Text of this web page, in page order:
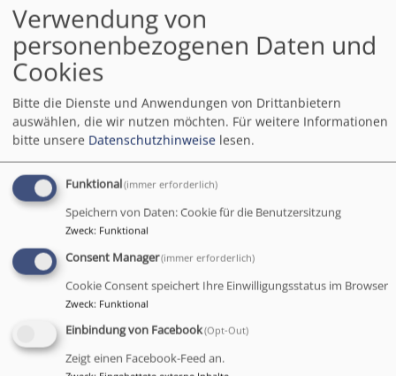
Oliver Skerlec möchte ich Sie ermutigen sich an uns zu
wenden, wenn Sie in irgendeiner FormHilfe oder
Unterstützung
benötigen. Wir wollen Ihnen nach
Kräften mit Rat und Tat zur Seite stehen. Wo wir nicht
selbst helfen können, werden wir versuchen Hilfe zu
vermitteln.
Seit über 20 Jahren gibt es in St. Johannes das Angebot
„Gemeinsam unterwegs ab 60“. In diesen schwierigen
Zeiten der Corona-Krise, in der auch bis auf Weiteres
alle Gottesdienste und Veranstaltungen ausfallen
müssen, möchten wir in besonderer Weise
„Gemeinsam-Füreinander“ da sein.
"Denn Gott hat uns nicht gegeben den Geist der
Furcht, sondern der Kraft und der Liebe und der
Besonnenheit."
Verwendung von
personenbezogenen Daten und
Cookies
Bitte die Dienste und Anwendungen von Drittanbietern
auswählen, die wir nutzen möchten. Für weitere Informationen
bitte unsere Datenschutzhinweise lesen.
Funktional(immer erforderlich)
Speichern von Daten: Cookie für die Benutzersitzung
Zweck: Funktional
Consent Manager(immer erforderlich)
Cookie Consent speichert Ihre Einwilligungsstatus im Browser
Zweck: Funktional
Einbindung von Facebook(Opt-Out)
Zeigt einen Facebook-Feed an.